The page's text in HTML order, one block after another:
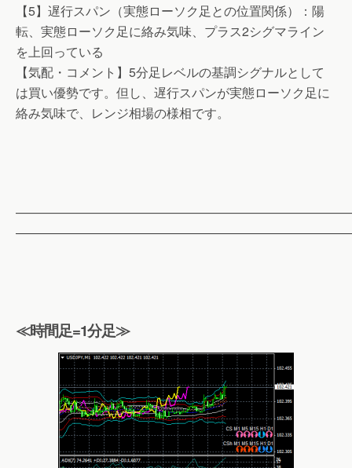
【5】遅行スパン（実態ローソク足との位置関係）：陽
転、実態ローソク足に絡み気味、プラス2シグマライン
を上回っている
【気配・コメント】5分足レベルの基調シグナルとして
は買い優勢です。但し、遅行スパンが実態ローソク足に
絡み気味で、レンジ相場の様相です。
≪時間足=1分足≫